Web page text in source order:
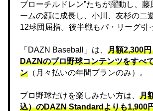
ブローチルドレン”たちが躍動し、藤
ームの顔に成長し、小川、友杉の二
12球団屈指。後半戦もパ・リーグ引
「DAZN Baseball」は、 月額2,300
DAZNのプロ野球コンテンツをすべ
ン （月々払いの年間プランのみ）。
プロ野球だけを楽しみたい方は、 月
込）のDAZN Standard​よりも1,900